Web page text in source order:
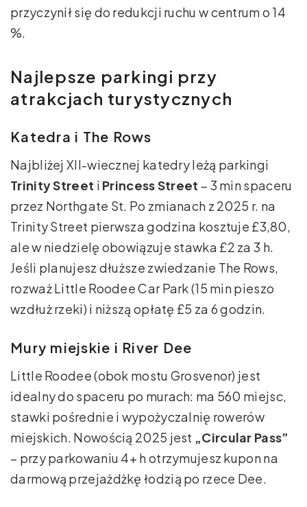
przyczynił się do redukcji ruchu w centrum o 14
%.
Najlepsze parkingi przy
atrakcjach turystycznych
Katedra i The Rows
Najbliżej XII-wiecznej katedry leżą parkingi
Trinity Street i Princess Street – 3 min spaceru
przez Northgate St. Po zmianach z 2025 r. na
Trinity Street pierwsza godzina kosztuje £3,80,
ale w niedzielę obowiązuje stawka £2 za 3 h.
Jeśli planujesz dłuższe zwiedzanie The Rows,
rozważ Little Roodee Car Park (15 min pieszo
wzdłuż rzeki) i niższą opłatę £5 za 6 godzin.
Mury miejskie i River Dee
Little Roodee (obok mostu Grosvenor) jest
idealny do spaceru po murach: ma 560 miejsc,
stawki pośrednie i wypożyczalnię rowerów
miejskich. Nowością 2025 jest „Circular Pass”
– przy parkowaniu 4+ h otrzymujesz kupon na
darmową przejażdżkę łodzią po rzece Dee.